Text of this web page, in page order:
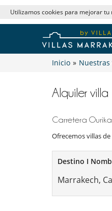
Utilizamos cookies para mejorar tu
Inicio » Nuestras
Alquiler
Carretera
Ofrecemos villas
Destino I